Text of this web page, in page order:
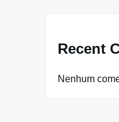
Recent
Nenhum